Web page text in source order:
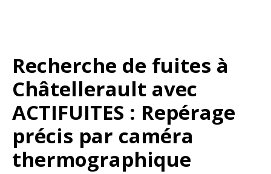
Recherche de fuites à
Châtellerault avec
ACTIFUITES : Repérage
précis par caméra
thermographique